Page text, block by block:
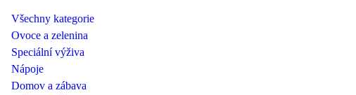
Všechny kategorie
Ovoce a zelenina
Speciální výživa
Nápoje
Domov a zábava